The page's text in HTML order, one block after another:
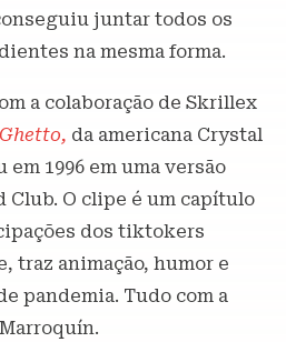
juntar todos os
na mesma forma.
a colaboração de Skrillex
da americana Crystal
1996 em uma versão
Club. O clipe é um capítulo
dos tiktokers
traz animação, humor e
pandemia. Tudo com a